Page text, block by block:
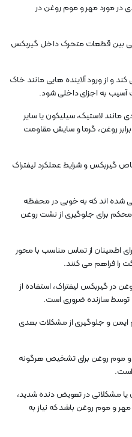
در مورد مهر و موم روغن در
بین قطعات متحرک داخل گیربکس
و از ورود آلاینده هایی مانند خاک
آسیب به اجزای داخلی شود.
مانند لاستیک، سیلیکون یا سایر
روغن، گرما و سایش مقاومت
گیربکس و شرایط عملکرد لیفتراک
شده اند که به خوبی در محفظه
برای جلوگیری از نشت روغن
اطمینان از تماس مناسب با محور
را فراهم می کنند.
گیربکس لیفتراک، استفاده از
توسط سازنده ضروری است.
و جلوگیری از مشکلات بعدی
و موم روغن برای تشخیص هرگونه
مشکلاتی در تعویض دنده شدید،
و موم روغن باشد که نیاز به